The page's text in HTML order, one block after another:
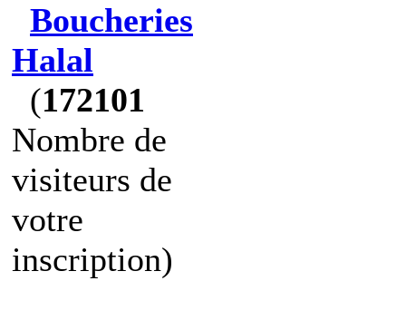
Boucheries
Halal
(172101
Nombre de
visiteurs de
votre
inscription)